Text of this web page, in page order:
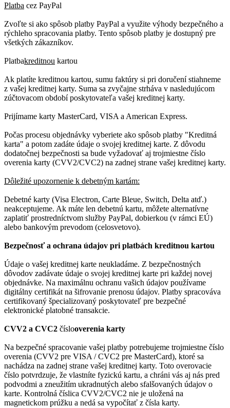
Platba cez PayPal
Zvoľte si ako spôsob platby PayPal a využite výhody bezpečného a
rýchleho spracovania platby. Tento spôsob platby je dostupný pre
všetkých zákazníkov.
Platbakreditnou kartou
Ak platíte kreditnou kartou, sumu faktúry si pri doručení stiahneme
z vašej kreditnej karty. Suma sa zvyčajne strháva v nasledujúcom
zúčtovacom období poskytovateľa vašej kreditnej karty.
Prijímame karty MasterCard, VISA a American Express.
Počas procesu objednávky vyberiete ako spôsob platby "Kreditná
karta" a potom zadáte údaje o svojej kreditnej karte. Z dôvodu
dodatočnej bezpečnosti sa bude vyžadovať aj trojmiestne číslo
overenia karty (CVV2/CVC2) na zadnej strane vašej kreditnej karty.
Dôležité upozornenie k debetným kartám:
Debetné karty (Visa Electron, Carte Bleue, Switch, Delta atď.)
neakceptujeme. Ak máte len debetnú kartu, môžete alternatívne
zaplatiť prostredníctvom služby PayPal, dobierkou (v rámci EÚ)
alebo bankovým prevodom (celosvetovo).
Bezpečnosť a ochrana údajov pri platbách kreditnou kartou
Údaje o vašej kreditnej karte neukladáme. Z bezpečnostných
dôvodov zadávate údaje o svojej kreditnej karte pri každej novej
objednávke. Na maximálnu ochranu vašich údajov používame
digitálny certifikát na šifrovanie prenosu údajov. Platby spracováva
certifikovaný špecializovaný poskytovateľ pre bezpečné
elektronické platobné transakcie.
CVV2 a CVC2 číslooverenia karty
Na bezpečné spracovanie vašej platby potrebujeme trojmiestne číslo
overenia (CVV2 pre VISA / CVC2 pre MasterCard), ktoré sa
nachádza na zadnej strane vašej kreditnej karty. Toto overovacie
číslo potvrdzuje, že vlastníte fyzickú kartu, a chráni vás aj nás pred
podvodmi a zneužitím ukradnutých alebo sfalšovaných údajov o
karte. Kontrolná číslica CVV2/CVC2 nie je uložená na
magnetickom prúžku a nedá sa vypočítať z čísla karty.